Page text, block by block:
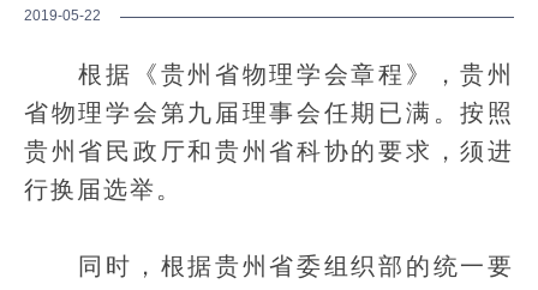
2019-05-22
根据《贵州省物理学会章程》，贵州
省物理学会第九届理事会任期已满。按照
贵州省民政厅和贵州省科协的要求，须进
行换届选举。
同时，根据贵州省委组织部的统一要